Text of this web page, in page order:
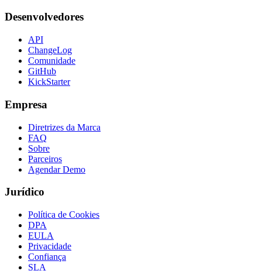
Desenvolvedores
API
ChangeLog
Comunidade
GitHub
KickStarter
Empresa
Diretrizes da Marca
FAQ
Sobre
Parceiros
Agendar Demo
Jurídico
Política de Cookies
DPA
EULA
Privacidade
Confiança
SLA